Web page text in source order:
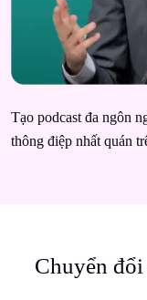
Tạo podcast đa ngôn
thông điệp nhất quán
Chuyển đổi